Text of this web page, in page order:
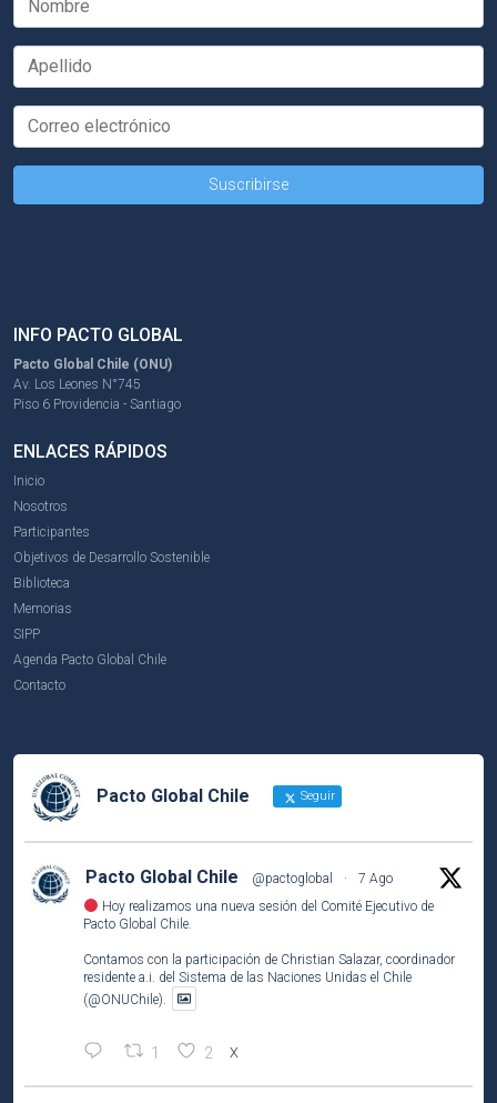
INFO PACTO GLOBAL
Pacto Global Chile (ONU)
Av. Los Leones N°745
Piso 6 Providencia - Santiago
ENLACES RÁPIDOS
Inicio
Nosotros
Participantes
Objetivos de Desarrollo Sostenible
Biblioteca
Memorias
SIPP
Agenda Pacto Global Chile
Contacto
Pacto Global Chile Seguir
Pacto Global Chile @pactoglobal ·
7 Ago
Hoy realizamos una nueva sesión del Comité Ejecutivo de
Pacto Global Chile.
Contamos con la participación de Christian Salazar, coordinador
residente a.i. del Sistema de las Naciones Unidas el Chile
(@ONUChile).
1 2 X